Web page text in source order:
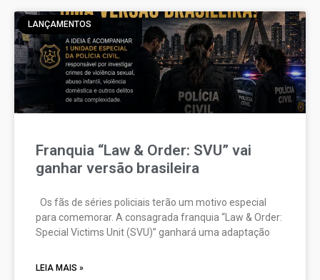
LANÇAMENTOS
Franquia “Law & Order: SVU” vai
ganhar versão brasileira
Os fãs de séries policiais terão um motivo especial
para comemorar. A consagrada franquia “Law & Order:
Special Victims Unit (SVU)” ganhará uma adaptação
LEIA MAIS »